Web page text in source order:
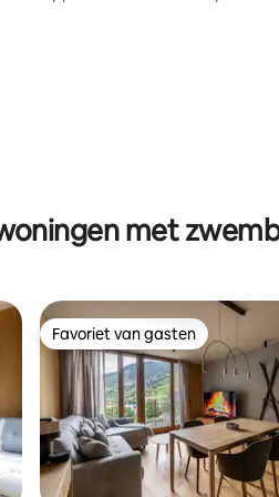
met
Favoriet van gasten
Favoriet van gasten